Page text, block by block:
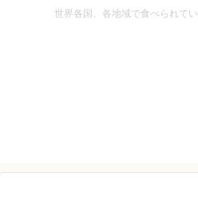
世界各国、各地域で食べられて